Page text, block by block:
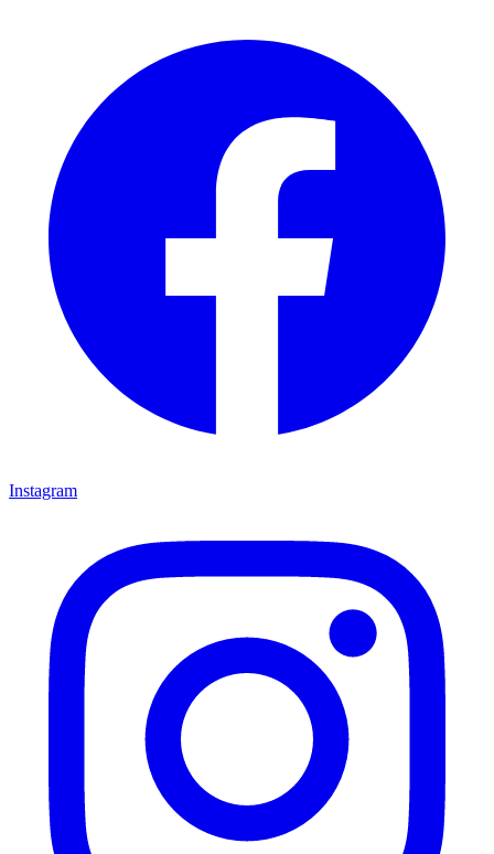
Instagram